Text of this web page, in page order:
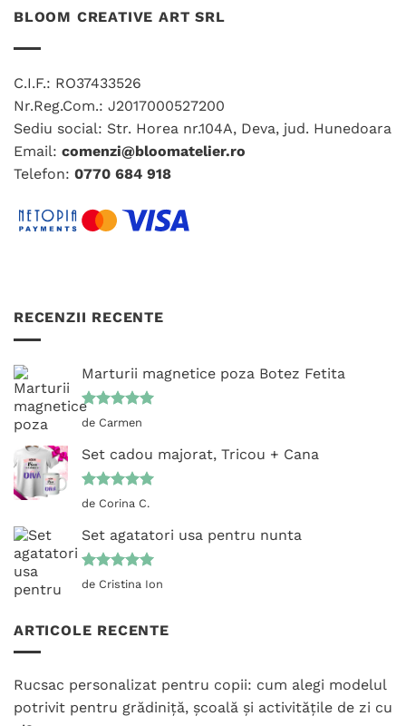
BLOOM CREATIVE ART SRL
C.I.F.: RO37433526
Nr.Reg.Com.: J2017000527200
Sediu social: Str. Horea nr.104A, Deva, jud. Hunedoara
Email: comenzi@bloomatelier.ro
Telefon: 0770 684 918
RECENZII RECENTE
Marturii magnetice poza Botez Fetita
Evaluat la
de Carmen
Set cadou majorat, Tricou + Cana
Evaluat la
de Corina C.
Set agatatori usa pentru nunta
Evaluat la
de Cristina Ion
ARTICOLE RECENTE
Rucsac personalizat pentru copii: cum alegi modelul
potrivit pentru grădiniță, școală și activitățile de zi cu